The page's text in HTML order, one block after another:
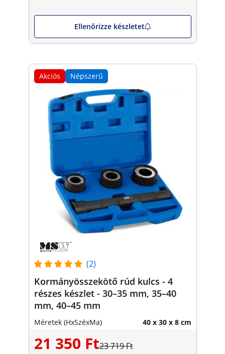
Ellenőrizze készletet
Akciós Népszerű
(2)
Kormányösszekötő rúd kulcs - 4
részes készlet - 30–35 mm, 35–40
mm, 40–45 mm
Méretek (HxSzéxMa) 40 x 30 x 8 cm
21 350 Ft23 719 Ft